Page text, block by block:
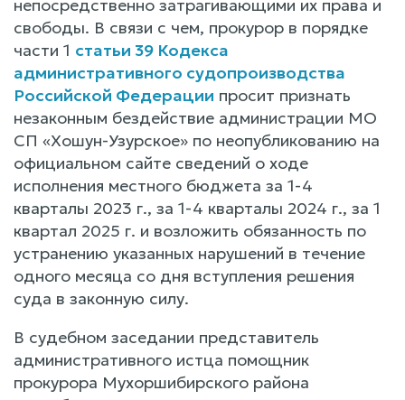
непосредственно затрагивающими их права и
свободы. В связи с чем, прокурор в порядке
части 1 статьи 39 Кодекса
административного судопроизводства
Российской Федерации просит признать
незаконным бездействие администрации МО
СП «Хошун-Узурское» по неопубликованию на
официальном сайте сведений о ходе
исполнения местного бюджета за 1-4
кварталы 2023 г., за 1-4 кварталы 2024 г., за 1
квартал 2025 г. и возложить обязанность по
устранению указанных нарушений в течение
одного месяца со дня вступления решения
суда в законную силу.
В судебном заседании представитель
административного истца помощник
прокурора Мухоршибирского района